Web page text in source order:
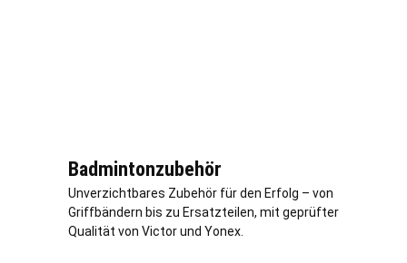
Badmintonzubehör
Unverzichtbares Zubehör für den Erfolg – von
Griffbändern bis zu Ersatzteilen, mit geprüfter
Qualität von Victor und Yonex.